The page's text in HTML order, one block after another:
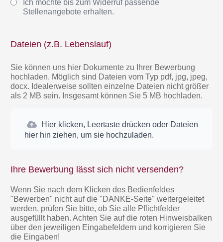
Ich möchte bis zum Widerruf passende
Stellenangebote erhalten.
Dateien (z.B. Lebenslauf)
Sie können uns hier Dokumente zu Ihrer Bewerbung
hochladen. Möglich sind Dateien vom Typ pdf, jpg, jpeg,
docx. Idealerweise sollten einzelne Dateien nicht größer
als 2 MB sein. Insgesamt können Sie 5 MB hochladen.
Hier klicken, Leertaste drücken oder Dateien
hier hin ziehen, um sie hochzuladen.
Ihre Bewerbung lässt sich nicht versenden?
Wenn Sie nach dem Klicken des Bedienfeldes
"Bewerben" nicht auf die "DANKE-Seite" weitergeleitet
werden, prüfen Sie bitte, ob Sie alle Pflichtfelder
ausgefüllt haben. Achten Sie auf die roten Hinweisbalken
über den jeweiligen Eingabefeldern und korrigieren Sie
die Eingaben!